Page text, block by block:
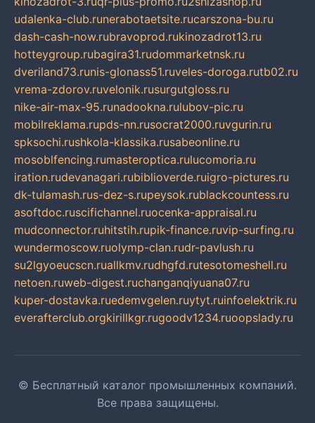
udalenka-club.runerabotaetsite.rucarszona-bu.ru
dash-cash-now.rubravoprod.rukinozadrot13.ru
hotteygroup.rubagira31.rudommarketnsk.ru
dveriland73.runis-glonass51.ruveles-doroga.rutb02.ru
vrema-zdorov.ruvelonik.rusurgutgloss.ru
nike-air-max-95.runadookna.rulubov-pic.ru
mobilreklama.rupds-nn.rusocrat2000.ruvgurin.ru
spksochi.rushkola-klassika.rusabeonline.ru
mosoblfencing.rumasteroptica.rulucomoria.ru
iration.rudevanagari.rubiblioverde.ruigro-pictures.ru
dk-tulamash.rus-dez-s.rupeysok.rublackcountess.ru
asoftdoc.ruscifichannel.ruocenka-appraisal.ru
mudconnector.ruhitstih.rupik-finance.ruvip-surfing.ru
wundermoscow.ruolymp-clan.rudr-pavlush.ru
su2lgyoeucscn.ruallkmv.rudhgfd.rutesotomeshell.ru
netoen.ruweb-digest.ruchanganqiyuana07.ru
kuper-dostavka.ruedemvgelen.ruytyt.ruinfoelektrik.ru
everafterclub.orgkirillkgr.rugoodv1234.ruoopslady.ru
© Бесплатный каталог промышленных компаний.
Все права защищены.